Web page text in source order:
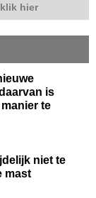
klik hier
is
te
niet te
mast